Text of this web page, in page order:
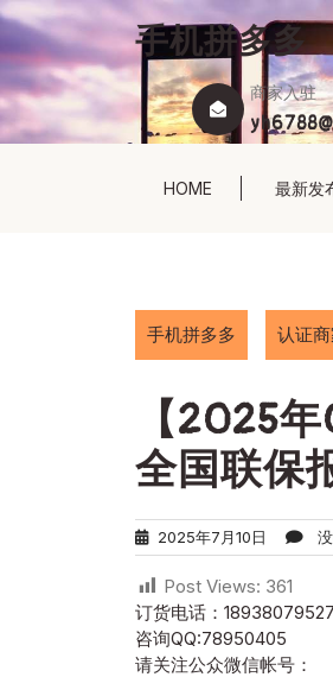
Skip
content
手机拼多多
商家入驻
HOME 最新发
手机拼多多 认证
【2025
全国联保
2025年7月10日 没
Post Views: 361
订货电话：18938079527
咨询QQ:78950405
请关注公众微信帐号：